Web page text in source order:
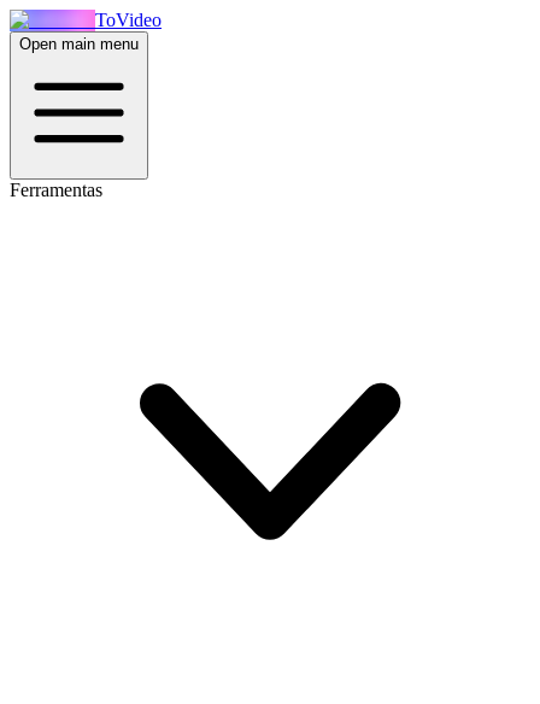
ToVideo
Open main menu
Ferramentas